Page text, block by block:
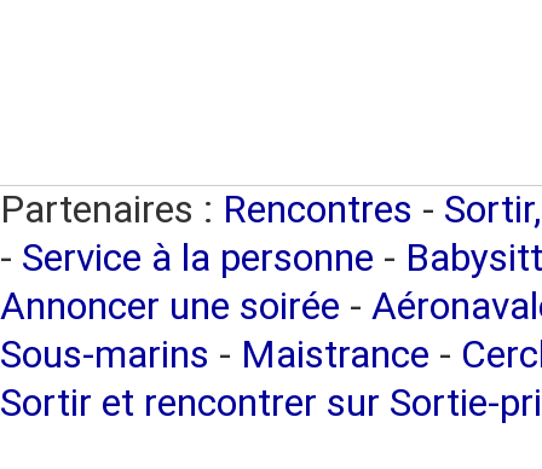
Partenaires : Rencontres -
- Service à la personne -
Annoncer une soirée -
Sous-marins - Maistrance -
Sortir et rencontrer sur Sortie-